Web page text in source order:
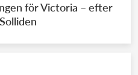
för Victoria – efter